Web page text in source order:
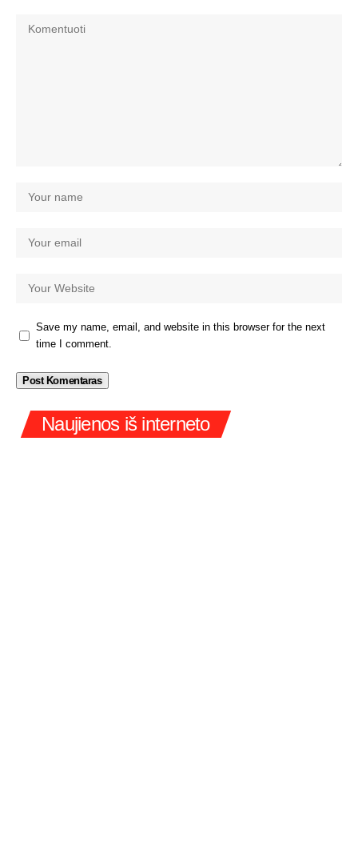
Save my name, email, and website in this browser for the next
time I comment.
Naujienos iš interneto